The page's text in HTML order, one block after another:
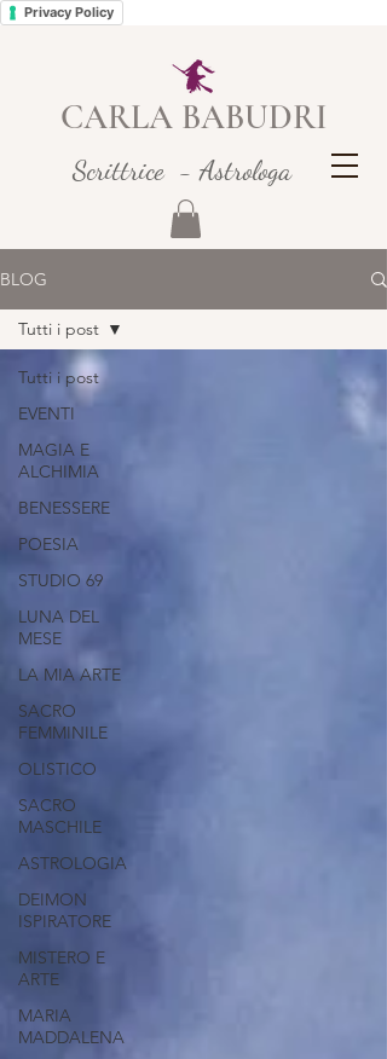
Privacy Policy
CARLA BABUDRI
Scrittrice - Astrologa
BLOG
Tutti i post
EVENTI
MAGIA E
ALCHIMIA
BENESSERE
POESIA
STUDIO 69
LUNA DEL
MESE
LA MIA ARTE
SACRO
FEMMINILE
OLISTICO
SACRO
MASCHILE
ASTROLOGIA
DEIMON
ISPIRATORE
MISTERO E
ARTE
MARIA
MADDALENA
Tutti i post